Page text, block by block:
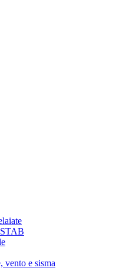
vento e sisma